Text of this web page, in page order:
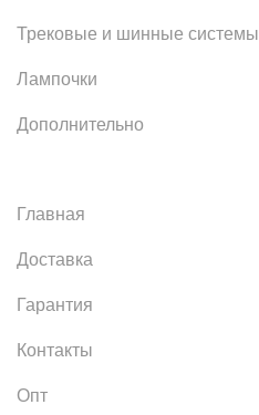
Трековые и шинные системы
Лампочки
Дополнительно
Главная
Доставка
Гарантия
Контакты
Опт